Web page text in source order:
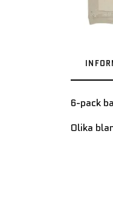
6-pack
Olika